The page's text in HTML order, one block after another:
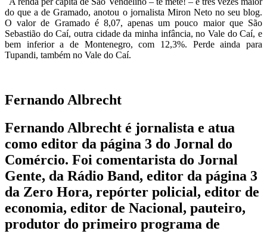
do que a de Gramado, anotou o jornalista Miron Neto no seu blog.
O valor de Gramado é 8,07, apenas um pouco maior que São
Sebastião do Caí, outra cidade da minha infância, no Vale do Caí, e
bem inferior a de Montenegro, com 12,3%. Perde ainda para
Tupandi, também no Vale do Caí.
Fernando Albrecht
Fernando Albrecht é jornalista e atua
como editor da página 3 do Jornal do
Comércio. Foi comentarista do Jornal
Gente, da Rádio Band, editor da página 3
da Zero Hora, repórter policial, editor de
economia, editor de Nacional, pauteiro,
produtor do primeiro programa de